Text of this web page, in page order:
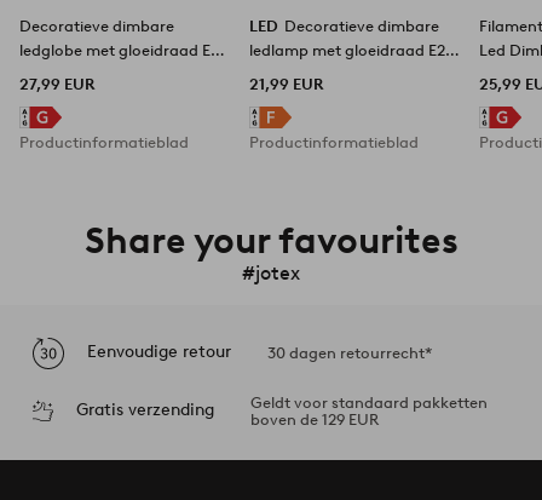
Decoratieve dimbare
ledglobe met gloeidraad E27
27,99 EUR
Productinformatieblad
LED Decoratieve dimbare
ledlamp met gloeidraad E27
21,99 EUR
Productinformatieblad
Led
25,99
Share your favourites
#jotex
Eenvoudige retour 30 dagen retourrecht*
Gratis verzending
Geldt voor standaard pakketten
boven de 129 EUR